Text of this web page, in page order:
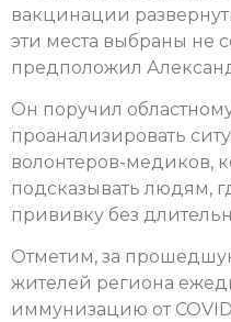
вакцинации
эти места выбраны не
предположил
Он поручил
проанализировать
волонтеров-медиков,
подсказывать людям,
прививку без
Отметим, за
жителей региона
иммунизацию от